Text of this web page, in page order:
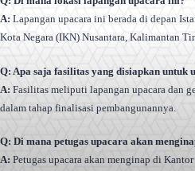
A: Lapangan upacara ini berada di depan
Kota Negara (IKN) Nusantara, Kalimantan
Q: Apa saja fasilitas yang disiapkan untuk
A: Fasilitas meliputi lapangan upacara dan
dalam tahap finalisasi pembangunannya.
Q: Di mana petugas upacara akan
A: Petugas upacara akan menginap di